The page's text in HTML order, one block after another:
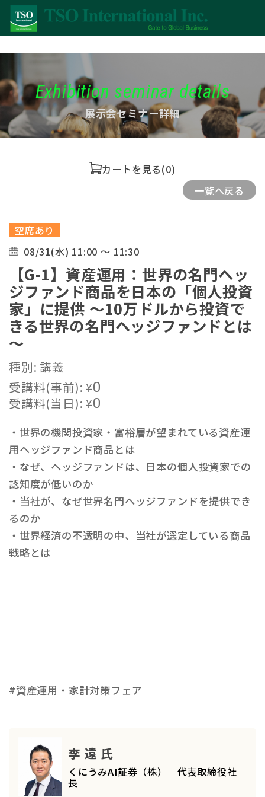
Exhibition seminar details
展示会セミナー詳細
カートを見る(0)
一覧へ戻る
空席あり
08/31(水) 11:00 ～ 11:30
【G-1】資産運用：世界の名門ヘッ
ジファンド商品を日本の「個人投資
家」に提供 ～10万ドルから投資で
きる世界の名門ヘッジファンドとは
～
種別: 講義
受講料(事前):¥0
受講料(当日):¥0
・世界の機関投資家・富裕層が望まれている資産運
用ヘッジファンド商品とは
・なぜ、ヘッジファンドは、日本の個人投資家での
認知度が低いのか
・当社が、なぜ世界名門ヘッジファンドを提供でき
るのか
・世界経済の不透明の中、当社が選定している商品
戦略とは
#資産運用・家計対策フェア
李 遠 氏
くにうみAI証券（株） 代表取締役社
長